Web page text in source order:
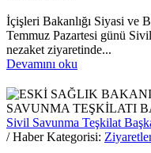
İçişleri Bakanlığı Siyasi ve
Temmuz Pazartesi günü
nezaket ziyaretinde...
Devamını oku
Sivil Savunma Teşkilat
/ Haber Kategorisi: